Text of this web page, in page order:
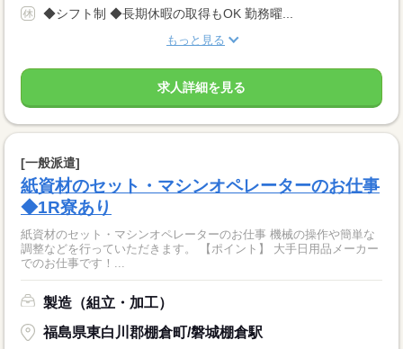
◆シフト制 ◆長期休暇の取得もOK 勤務曜...
もっと見る
求人詳細を見る
[一般派遣]
紙資材のセット・マシンオペレーターのお仕事
◆1R寮あり
紙資材のセット・マシンオペレーターのお仕事 機械の操作や簡単な
調整などを行っていただきます。 【ポイント】 大手日用品メーカー
でのお仕事です！...
製造（組立・加工）
福島県東白川郡棚倉町/磐城棚倉駅